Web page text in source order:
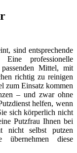
sind entsprechende
Eine professionelle
Mittel, mit
richtig zu reinigen
zum Einsatz kommen
– und zwar ohne
helfen, wenn
sich körperlich nicht
Putzfrau Ihnen bei
nicht selbst putzen
übernehmen diese